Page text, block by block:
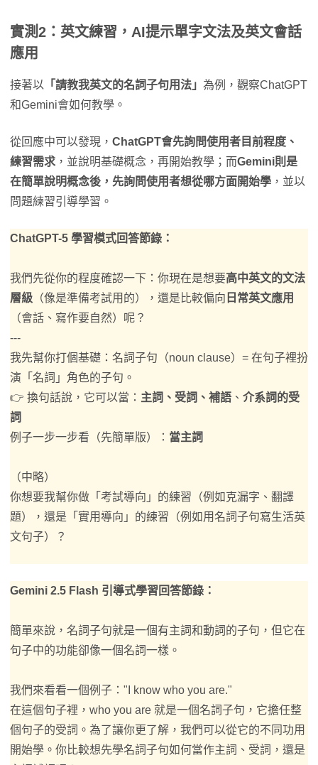
實測2：英文練習，AI提示單字文法及英文會話
應用
接著以 「請教我英文的名詞子句用法」 為例，觀察ChatGPT
和Gemini會如何教學。
從回應中可以發現， ChatGPT會先詢問使用者目前程度、
練習需求 ，並說明基礎概念，再開始教學；而Gemini則是
在簡單說明概念後，先詢問使用者想從哪方面開始學 ，並以
問題練習引導學習。
ChatGPT-5 學習模式回答節錄：
我們先從你的程度確認一下：你現在是想要高中英文的文法
層級 （像是準備考試用的），還是比較偏向 日常英文應用
（會話、寫作要自然）呢？
---
我先幫你打個基礎：名詞子句（noun clause）= 在句子裡扮
演「名詞」角色的子句。
👉 換句話說，它可以當： 主詞、受詞、補語 、 介系詞的受
詞
例子一步一步看（先簡單版）： 當主詞
（中略）
你想要我幫你做「考試導向」的練習（例如克漏字、翻譯
題），還是「實用導向」的練習（例如用名詞子句寫生活英
文句子）？
Gemini 2.5 Flash 引導式學習回答節錄：
簡單來說，名詞子句就是一個有主詞和動詞的子句，但它在
句子中的功能卻像一個名詞一樣。
我們來看看一個例子："I know who you are."
在這個句子裡，who you are 就是一個名詞子句，它擔任整
個句子的受詞。為了讓你更了解，我們可以從它的不同功用
開始學。你比較想先學名詞子句如何當作主詞、受詞，還是